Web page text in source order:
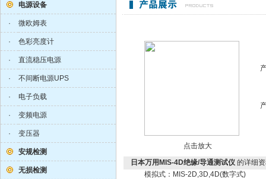
电源设备
· 微欧姆表
· 色彩亮度计
· 直流稳压电源
· 不间断电源UPS
· 电子负载
· 变频电源
· 变压器
安规检测
无损检测
点击放大
日本万用MIS-4D绝缘/导通测试仪 的详细
模拟式：MIS-2D,3D,4D(数字式)